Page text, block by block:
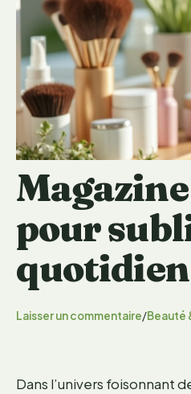
pour
quotidien
Laisser un commentaire/Beauté
Dans l’univers foisonnant